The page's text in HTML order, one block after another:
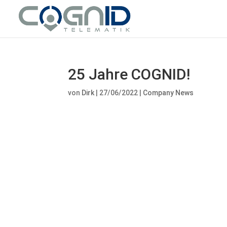
25 Jahre COGNID!
von Dirk 27/06/2022 Company News